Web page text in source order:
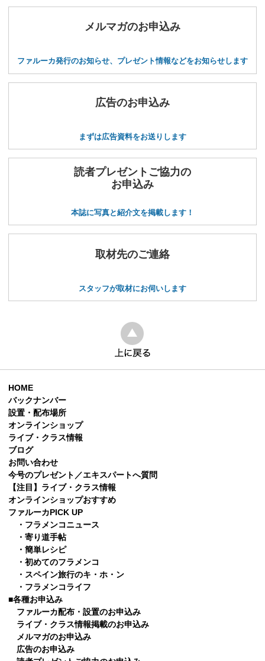
メルマガのお申込み
ファルーカ発行のお知らせ、プレゼント情報などをお知らせします
広告のお申込み
まずは広告資料をお送りします
読者プレゼントご協力の
お申込み
本誌に写真と紹介文を掲載します！
取材先のご連絡
スタッフが取材にお伺いします
HOME
バックナンバー
設置・配布場所
オンラインショップ
ライブ・クラス情報
ブログ
お問い合わせ
今号のプレゼント／エキスパートへ質問
【注目】ライブ・クラス情報
オンラインショップおすすめ
ファルーカPICK UP
・フラメンコニュース
・寄り道手帖
・簡単レシピ
・初めてのフラメンコ
・スペイン旅行のキ・ホ・ン
・フラメンコライフ
■各種お申込み
ファルーカ配布・設置のお申込み
ライブ・クラス情報掲載のお申込み
メルマガのお申込み
広告のお申込み